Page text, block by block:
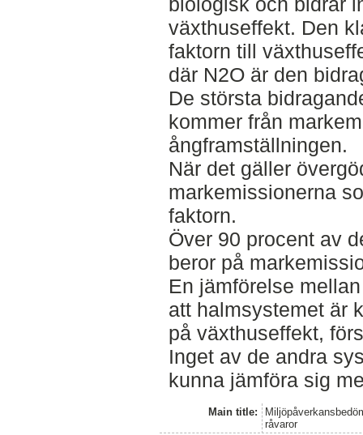
växthuseffekt. Den
faktorn till
där N2O är den
De största
kommer från
ångframställningen.
När det gäller
markemissionerna
faktorn.
Över 90 procent av
beror på
En jämförelse
att halmsystemet är
på växthuseffekt,
Inget av de andra
kunna jämföra sig
Main title:
råvaror